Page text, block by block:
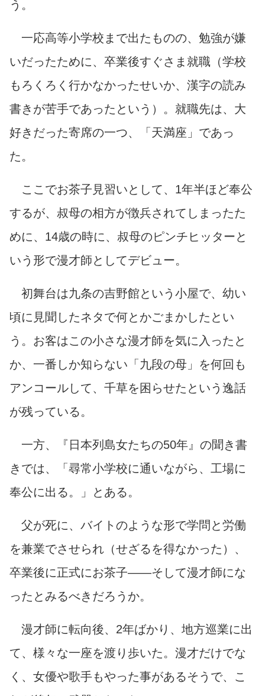
う。
一応高等小学校まで出たものの、勉強が嫌
いだったために、卒業後すぐさま就職（学校
もろくろく行かなかったせいか、漢字の読み
書きが苦手であったという）。就職先は、大
好きだった寄席の一つ、「天満座」であっ
た。
ここでお茶子見習いとして、1年半ほど奉公
するが、叔母の相方が徴兵されてしまったた
めに、14歳の時に、叔母のピンチヒッターと
いう形で漫才師としてデビュー。
初舞台は九条の吉野館という小屋で、幼い
頃に見聞したネタで何とかごまかしたとい
う。お客はこの小さな漫才師を気に入ったと
か、一番しか知らない「九段の母」を何回も
アンコールして、千草を困らせたという逸話
が残っている。
一方、『日本列島女たちの50年』の聞き書
きでは、「尋常小学校に通いながら、工場に
奉公に出る。」とある。
父が死に、バイトのような形で学問と労働
を兼業でさせられ（せざるを得なかった）、
卒業後に正式にお茶子――そして漫才師にな
ったとみるべきだろうか。
漫才師に転向後、 2年ばかり、地方巡業に出
て、様々な一座を渡り歩いた。漫才だけでな
く、女優や歌手もやった事があるそうで、こ